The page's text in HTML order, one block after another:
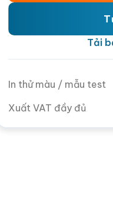
Tải
In thử màu / mẫu test
Xuất VAT đầy đủ